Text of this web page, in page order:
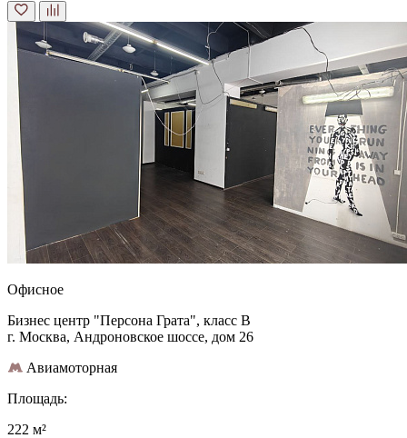
Офисное
Бизнес центр "Персона Грата", класс B
г. Москва, Андроновское шоссе, дом 26
Авиамоторная
Площадь:
222 м²